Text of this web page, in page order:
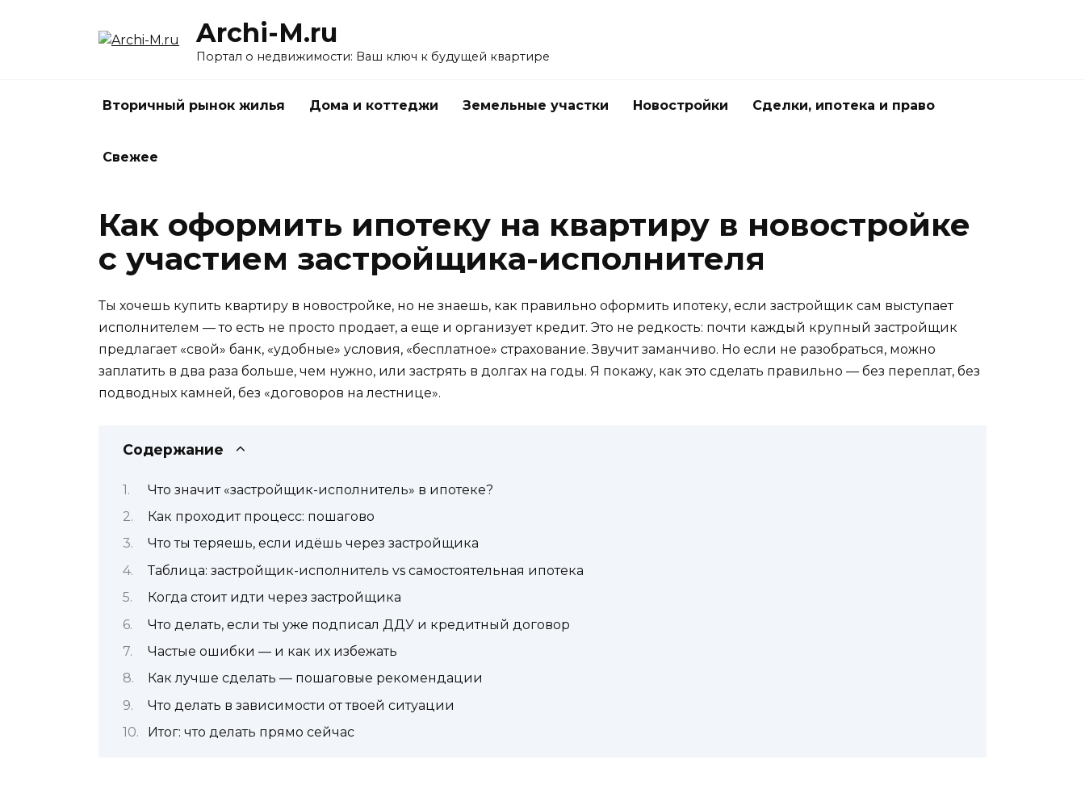
Archi-M.ru
Портал о недвижимости: Ваш ключ к будущей квартире
Вторичный рынок жилья Дома и коттеджи Земельные участки Новостройки Сделки, ипотека и право
Свежее
Как оформить ипотеку на квартиру в новостройке
с участием застройщика-исполнителя
Ты хочешь купить квартиру в новостройке, но не знаешь, как правильно оформить ипотеку, если застройщик сам выступает
исполнителем — то есть не просто продает, а еще и организует кредит. Это не редкость: почти каждый крупный застройщик
предлагает «свой» банк, «удобные» условия, «бесплатное» страхование. Звучит заманчиво. Но если не разобраться, можно
заплатить в два раза больше, чем нужно, или застрять в долгах на годы. Я покажу, как это сделать правильно — без переплат, без
подводных камней, без «договоров на лестнице».
Содержание
Что значит «застройщик-исполнитель» в ипотеке?
Как проходит процесс: пошагово
Что ты теряешь, если идёшь через застройщика
Таблица: застройщик-исполнитель vs самостоятельная ипотека
Когда стоит идти через застройщика
Что делать, если ты уже подписал ДДУ и кредитный договор
Частые ошибки — и как их избежать
Как лучше сделать — пошаговые рекомендации
Что делать в зависимости от твоей ситуации
Итог: что делать прямо сейчас